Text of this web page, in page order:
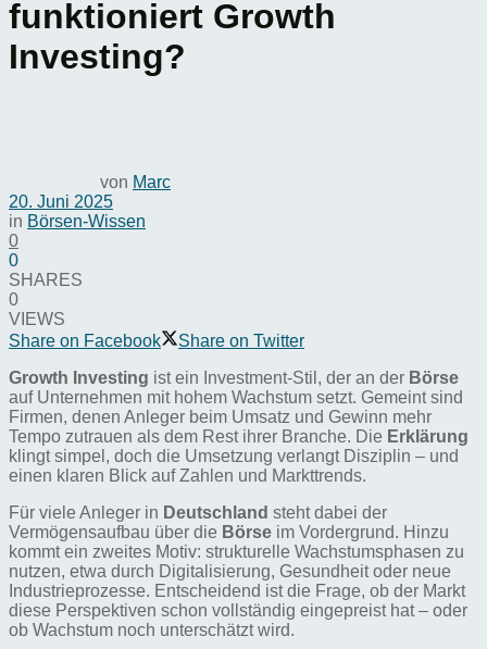
funktioniert Growth
Investing?
von Marc
20. Juni 2025
in Börsen-Wissen
0
0
SHARES
0
VIEWS
Share on Facebook
Share on Twitter
Growth Investing ist ein Investment-Stil, der an der Börse
auf Unternehmen mit hohem Wachstum setzt. Gemeint sind
Firmen, denen Anleger beim Umsatz und Gewinn mehr
Tempo zutrauen als dem Rest ihrer Branche. Die Erklärung
klingt simpel, doch die Umsetzung verlangt Disziplin – und
einen klaren Blick auf Zahlen und Markttrends.
Für viele Anleger in Deutschland steht dabei der
Vermögensaufbau über die Börse im Vordergrund. Hinzu
kommt ein zweites Motiv: strukturelle Wachstumsphasen zu
nutzen, etwa durch Digitalisierung, Gesundheit oder neue
Industrieprozesse. Entscheidend ist die Frage, ob der Markt
diese Perspektiven schon vollständig eingepreist hat – oder
ob Wachstum noch unterschätzt wird.